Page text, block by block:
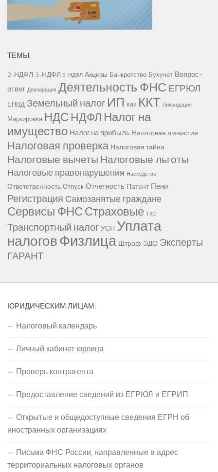
ТЕМЫ:
2-НДФЛ 3-НДФЛ 6-НДФЛ Акцизы Банкротство Бухучет Вопрос-
ответ Декларация Деятельность ФНС ЕГРЮЛ
ЕНВД Земельный налог ИП КИК ККТ Ликвидация
Маркировка НДС НДФЛ Налог на
имущество Налог на прибыль Налоговая амнистия
Налоговая проверка Налоговая тайна
Налоговые вычетыНалоговые льготы
Налоговые правонарушения Наследство
Ответственность Отпуск Отчетность Патент Пени
Регистрация Самозанятые граждане
Сервисы ФНССтраховые ТКС
Транспортный налогУСН Уплата
налоговФизлица Штраф ЭДО Эксперты
ГАРАНТ
ЮРИДИЧЕСКИМ ЛИЦАМ:
Налоговый календарь
Личный кабинет юрлица
Проверь контрагента
Предоставление сведений из ЕГРЮЛ и ЕГРИП
Открытые и общедоступные сведения ЕГРН об
иностранных организациях
Письма ФНС России, направленные в адрес
территориальных налоговых органов